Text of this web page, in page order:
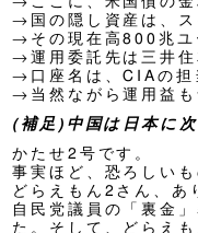
→国の隠し資産は、
→その現在高800兆ユ
→運用委託先は三井住
→口座名は、CIAの担
→当然ながら運用益
(補足)中国は日本に
かたせ2号です。
事実ほど、恐ろしい
どらえもん2さん、あ
自民党議員の「裏金
た。そして、どらえ